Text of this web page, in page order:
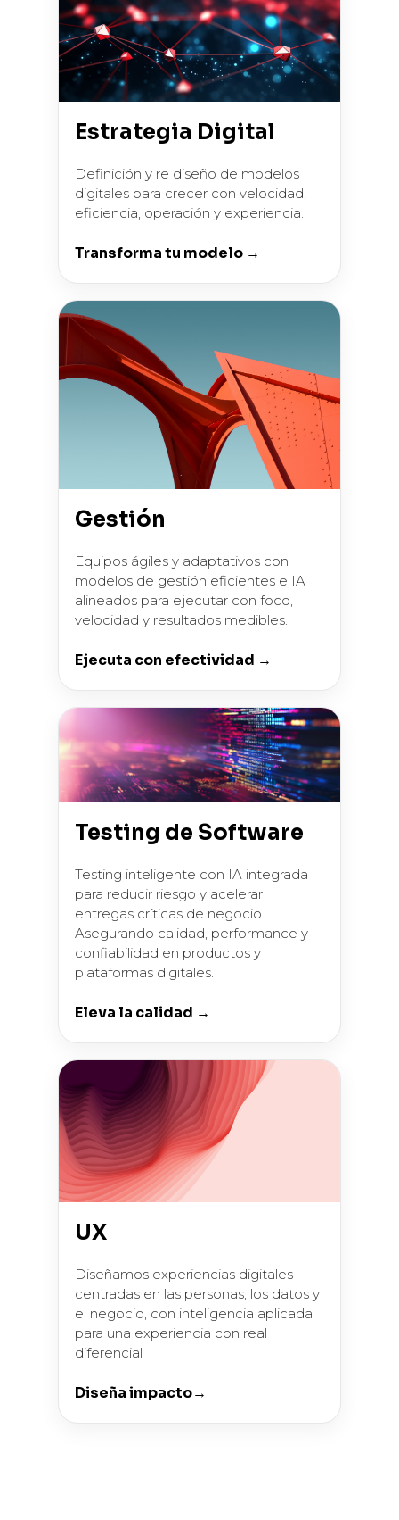
Estrategia Digital
Definición y re diseño de modelos
digitales para crecer con velocidad,
eficiencia, operación y experiencia.
Transforma tu modelo →
Gestión
Equipos ágiles y adaptativos con
modelos de gestión eficientes e IA
alineados para ejecutar con foco,
velocidad y resultados medibles.
Ejecuta con efectividad →
Testing de Software
Testing inteligente con IA integrada
para reducir riesgo y acelerar
entregas críticas de negocio.
Asegurando calidad, performance y
confiabilidad en productos y
plataformas digitales.
Eleva la calidad →
UX
Diseñamos experiencias digitales
centradas en las personas, los datos y
el negocio, con inteligencia aplicada
para una experiencia con real
diferencial
Diseña impacto→